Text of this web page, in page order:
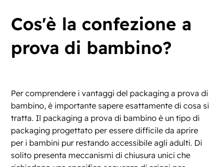
Cos'è la confezione a
prova di bambino?
Per comprendere i vantaggi del packaging a prova di
bambino, è importante sapere esattamente di cosa si
tratta. Il packaging a prova di bambino è un tipo di
packaging progettato per essere difficile da aprire
per i bambini pur restando accessibile agli adulti. Di
solito presenta meccanismi di chiusura unici che